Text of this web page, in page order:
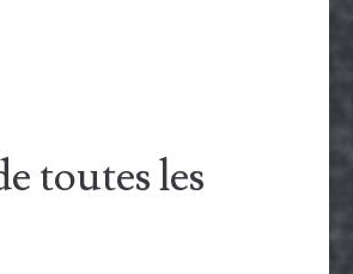
toutes les